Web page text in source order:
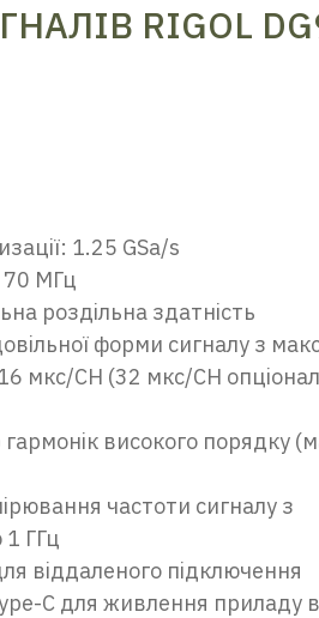
RIGOL
1.25 GSa/s
70 МГц
роздільна здатність
форми сигналу з
мкс/CH (32 мкс/CH
високого порядку
частоти сигналу з
ГГц
віддаленого підключення
C для живлення приладу